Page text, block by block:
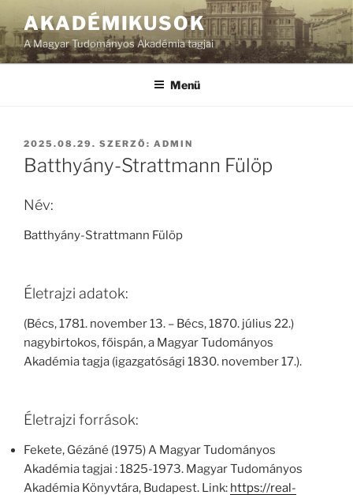
AKADÉMIKUSOK
A Magyar Tudományos Akadémia tagjai
Menü
BEKÜLDVE:
2025.08.29. SZERZŐ: ADMIN
Batthyány-Strattmann Fülöp
Név:
Batthyány-Strattmann Fülöp
Életrajzi adatok:
(Bécs, 1781. november 13. – Bécs, 1870. július 22.)
nagybirtokos, főispán, a Magyar Tudományos
Akadémia tagja (igazgatósági 1830. november 17.).
Életrajzi források:
Fekete, Gézáné (1975) A Magyar Tudományos
Akadémia tagjai : 1825-1973. Magyar Tudományos
Akadémia Könyvtára, Budapest. Link: https://real-